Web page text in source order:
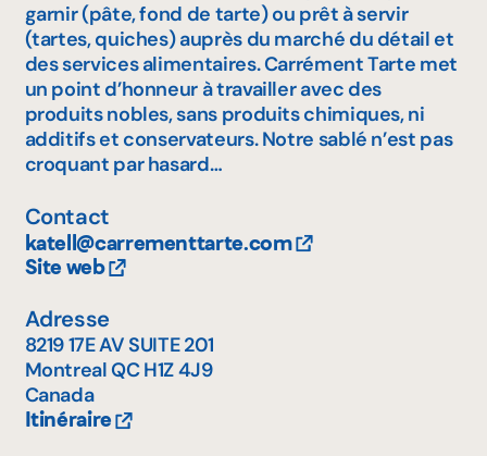
garnir (pâte, fond de tarte) ou prêt à servir
(tartes, quiches) auprès du marché du détail et
des services alimentaires. Carrément Tarte met
un point d’honneur à travailler avec des
produits nobles, sans produits chimiques, ni
additifs et conservateurs. Notre sablé n’est pas
croquant par hasard…
Contact
katell@carrementtarte.com
Site web
Adresse
8219 17E AV SUITE 201
MontrealQCH1Z 4J9
Canada
Itinéraire